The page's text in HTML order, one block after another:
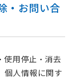
・お問い合
使用停止・消去
個人情報に関す